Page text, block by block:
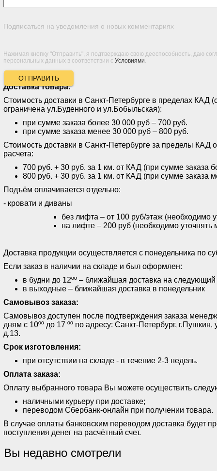
Подписаться на уведомления о новых комментариях
Нажимая кнопку "Отправить", я подтверждаю свою дееспособность, даю
персональных данных в соответствии с Условиями.
ОТПРАВИТЬ
Доставка товара:
Стоимость доставки в Санкт-Петербурге в пределах КАД
ограничена ул.Буденного и ул.Бобыльская):
при сумме заказа более 30 000 руб – 700 руб.
при сумме заказа менее 30 000 руб – 800 руб.
Стоимость доставки в Санкт-Петербурге за пределы КАД
расчета:
700 руб. + 30 руб. за 1 км. от КАД (при сумме заказа
800 руб. + 30 руб. за 1 км. от КАД (при сумме заказа
Подъём оплачивается отдельно:
- кровати и диваны
без лифта – от 100 руб/этаж (необходимо
на лифте – 200 руб (необходимо уточнять
Доставка продукции осуществляется с понедельника по
Если заказ в наличии на складе и был оформлен:
в будни до 12ºº – ближайшая доставка на следующий
в выходные – ближайшая доставка в понедельник
Самовывоз заказа:
Самовывоз доступен после подтверждения заказа
дням с 10ºº до 17 ºº по адресу: Санкт-Петербург,
д.13.
Срок изготовления:
при отсутствии на складе - в течение 2-3 недель.
Оплата заказа:
Оплату выбранного товара Вы можете осуществить
наличными курьеру при доставке;
переводом Сбербанк-онлайн при получении товара.
В случае оплаты банковским переводом доставка будет
поступления денег на расчётный счет.
Вы недавно смотрели